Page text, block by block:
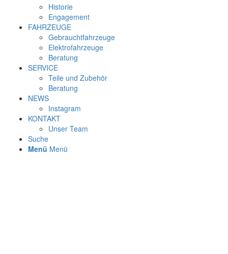
Historie
Engagement
FAHRZEUGE
Gebrauchtfahrzeuge
Elektrofahrzeuge
Beratung
SERVICE
Teile und Zubehör
Beratung
NEWS
Instagram
KONTAKT
Unser Team
Suche
Menü Menü